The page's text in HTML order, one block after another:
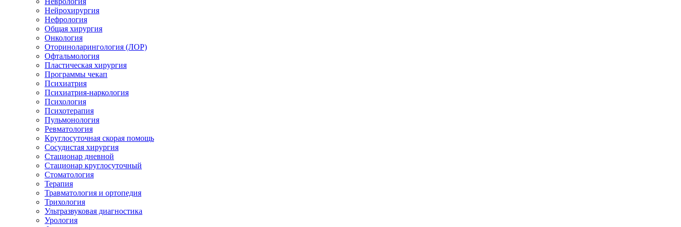
Нейрохирургия
Нефрология
Общая хирургия
Онкология
Оториноларингология (ЛОР)
Офтальмология
Пластическая хирургия
Программы чекап
Психиатрия
Психиатрия-наркология
Психология
Психотерапия
Пульмонология
Ревматология
Круглосуточная скорая помощь
Сосудистая хирургия
Стационар дневной
Стационар круглосуточный
Стоматология
Терапия
Травматология и ортопедия
Трихология
Ультразвуковая диагностика
Урология